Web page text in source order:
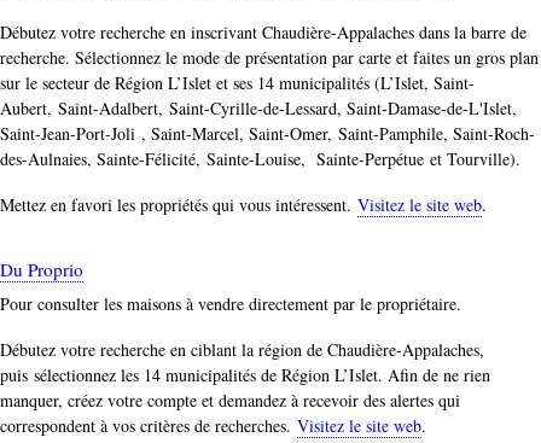
Débutez votre recherche en inscrivant Chaudière-Appalaches dans la barre de
recherche. Sélectionnez le mode de présentation par carte et faites un gros plan
sur le secteur de Région L’Islet et ses 14 municipalités (L’Islet, Saint-
Aubert, Saint-Adalbert, Saint-Cyrille-de-Lessard, Saint-Damase-de-L'Islet,
Saint-Jean-Port-Joli , Saint-Marcel, Saint-Omer, Saint-Pamphile, Saint-Roch-
des-Aulnaies, Sainte-Félicité, Sainte-Louise, Sainte-Perpétue et Tourville).
Mettez en favori les propriétés qui vous intéressent. Visitez le site web.
Du Proprio
Pour consulter les maisons à vendre directement par le propriétaire.
Débutez votre recherche en ciblant la région de Chaudière-Appalaches,
puis sélectionnez les 14 municipalités de Région L’Islet. Afin de ne rien
manquer, créez votre compte et demandez à recevoir des alertes qui
correspondent à vos critères de recherches. Visitez le site web.